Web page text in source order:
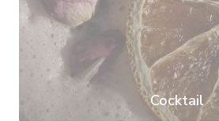
Cocktail